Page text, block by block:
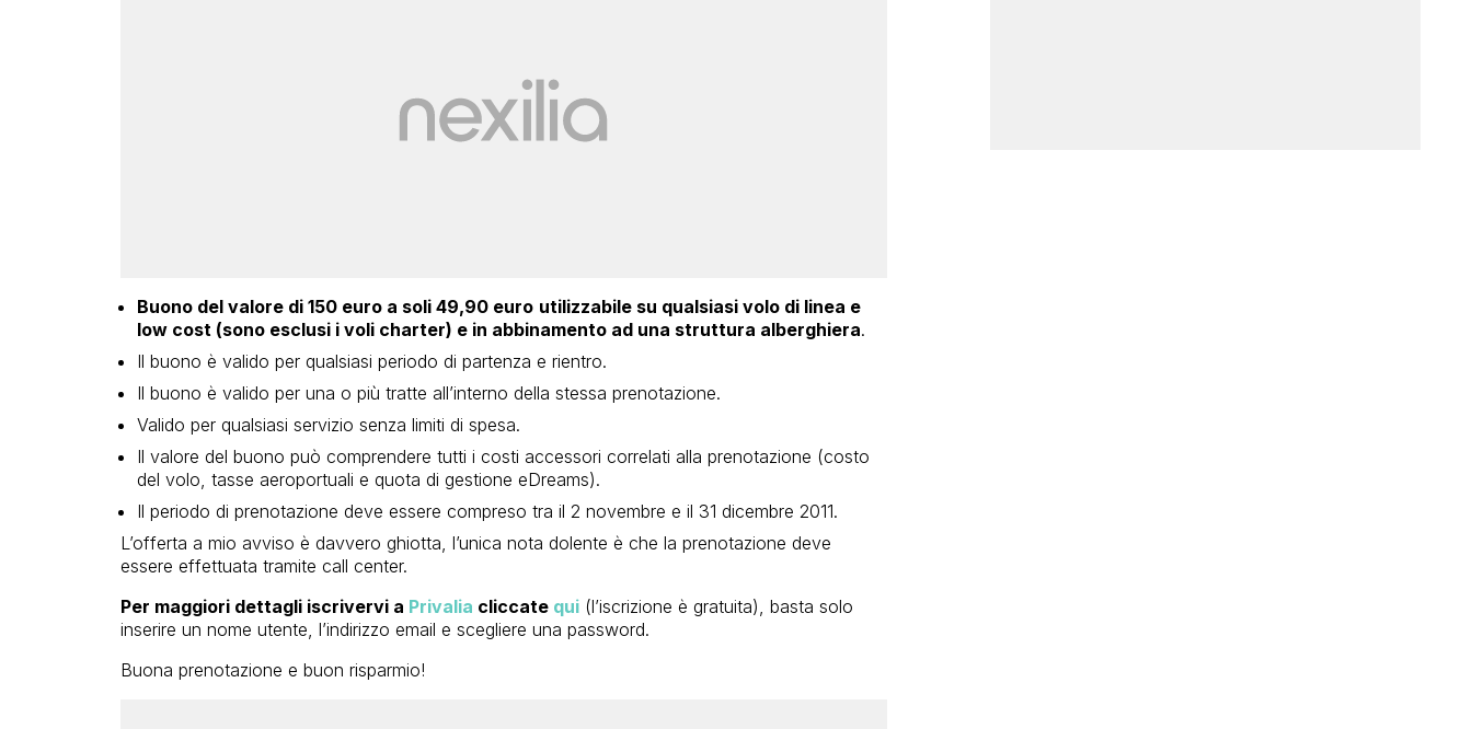
Buono del valore di 150 euro a soli 49,90 euro utilizzabile su qualsiasi volo di linea e
low cost (sono esclusi i voli charter) e in abbinamento ad una struttura alberghiera.
Il buono è valido per qualsiasi periodo di partenza e rientro.
Il buono è valido per una o più tratte all’interno della stessa prenotazione.
Valido per qualsiasi servizio senza limiti di spesa.
Il valore del buono può comprendere tutti i costi accessori correlati alla prenotazione (costo
del volo, tasse aeroportuali e quota di gestione eDreams).
Il periodo di prenotazione deve essere compreso tra il 2 novembre e il 31 dicembre 2011.
L’offerta a mio avviso è davvero ghiotta, l’unica nota dolente è che la prenotazione deve
essere effettuata tramite call center.
Per maggiori dettagli iscrivervi a Privalia cliccate qui(l’iscrizione è gratuita), basta solo
inserire un nome utente, l’indirizzo email e scegliere una password.
Buona prenotazione e buon risparmio!